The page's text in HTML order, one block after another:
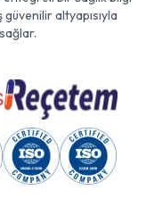
altyapısıyla